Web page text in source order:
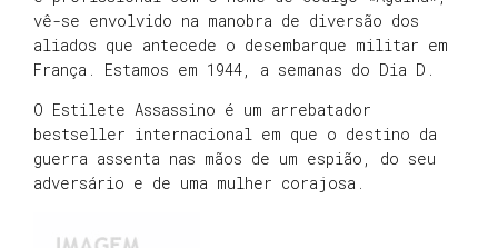
vê-se envolvido na manobra de diversão dos
aliados que antecede o desembarque militar em
França. Estamos em 1944, a semanas do Dia D.
O Estilete Assassino é um arrebatador
bestseller internacional em que o destino da
guerra assenta nas mãos de um espião, do seu
adversário e de uma mulher corajosa.